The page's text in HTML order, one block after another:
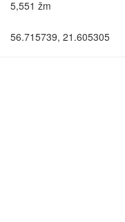
5,551 žm
56.715739, 21.605305